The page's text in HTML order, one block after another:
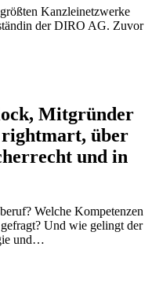
Kanzleinetzwerke
der DIRO AG. Zuvor
Mitgründer
rightmart, über
und in
Welche Kompetenzen
Und wie gelingt der
und…